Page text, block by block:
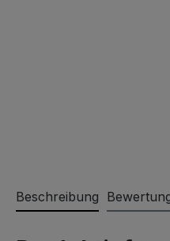
Beschreibung